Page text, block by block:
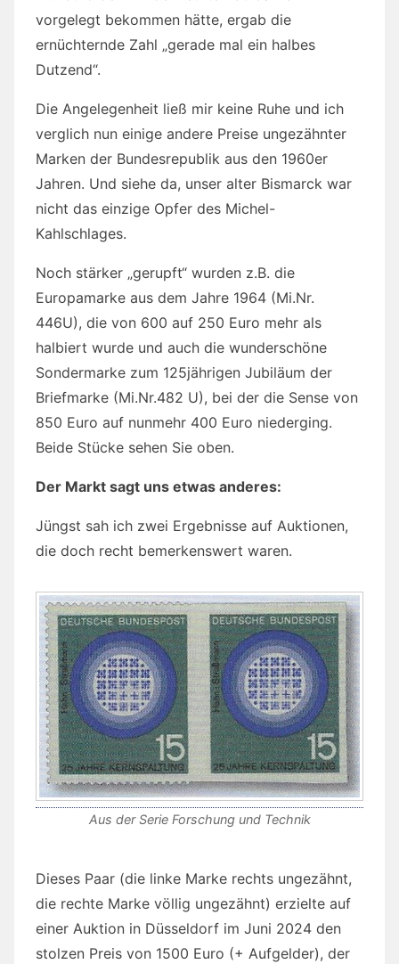
vorgelegt bekommen hätte, ergab die
ernüchternde Zahl „gerade mal ein halbes
Dutzend“.
Die Angelegenheit ließ mir keine Ruhe und ich
verglich nun einige andere Preise ungezähnter
Marken der Bundesrepublik aus den 1960er
Jahren. Und siehe da, unser alter Bismarck war
nicht das einzige Opfer des Michel-
Kahlschlages.
Noch stärker „gerupft“ wurden z.B. die
Europamarke aus dem Jahre 1964 (Mi.Nr.
446U), die von 600 auf 250 Euro mehr als
halbiert wurde und auch die wunderschöne
Sondermarke zum 125jährigen Jubiläum der
Briefmarke (Mi.Nr.482 U), bei der die Sense von
850 Euro auf nunmehr 400 Euro niederging.
Beide Stücke sehen Sie oben.
Der Markt sagt uns etwas anderes:
Jüngst sah ich zwei Ergebnisse auf Auktionen,
die doch recht bemerkenswert waren.
Aus der Serie Forschung und Technik
Dieses Paar (die linke Marke rechts ungezähnt,
die rechte Marke völlig ungezähnt) erzielte auf
einer Auktion in Düsseldorf im Juni 2024 den
stolzen Preis von 1500 Euro (+ Aufgelder), der